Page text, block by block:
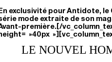
exclusivité pour Antidote, le
mode extraite de son
première.[/
»40px
LE NOUVEL